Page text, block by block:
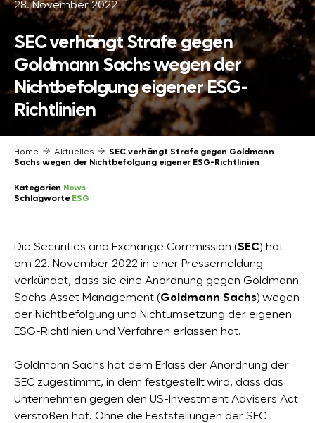
28. November 2022
SEC verhängt Strafe gegen
Goldmann Sachs wegen der
Nichtbefolgung eigener ESG-
Richtlinien
Home Aktuelles
SEC verhängt Strafe gegen Goldmann
Sachs wegen der Nichtbefolgung eigener ESG-Richtlinien
Kategorien News
Schlagworte ESG
Die Securities and Exchange Commission (SEC) hat
am 22. November 2022 in einer Pressemeldung
verkündet, dass sie eine Anordnung gegen Goldmann
Sachs Asset Management (Goldmann Sachs) wegen
der Nichtbefolgung und Nichtumsetzung der eigenen
ESG-Richtlinien und Verfahren erlassen hat.
Goldmann Sachs hat dem Erlass der Anordnung der
SEC zugestimmt, in dem festgestellt wird, dass das
Unternehmen gegen den US-Investment Advisers Act
verstoßen hat. Ohne die Feststellungen der SEC